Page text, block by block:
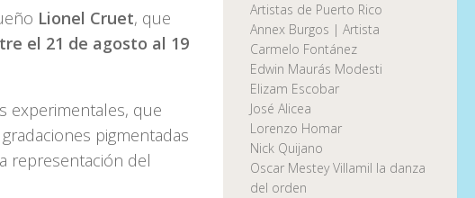
Lionel Cruet, que
el 21 de agosto al 19
experimentales, que
pigmentadas
representación del
Artistas de Puerto Rico
Annex Burgos | Artista
Carmelo Fontánez
Edwin Maurás Modesti
Elizam Escobar
José Alicea
Lorenzo Homar
Nick Quijano
Oscar Mestey Villamil la danza
del orden